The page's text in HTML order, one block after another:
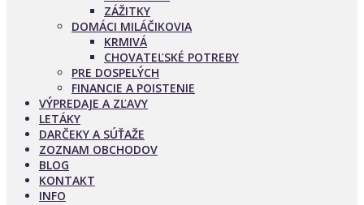
ZÁŽITKY
DOMÁCI MILÁČIKOVIA
KRMIVÁ
CHOVATEĽSKÉ POTREBY
PRE DOSPELÝCH
FINANCIE A POISTENIE
VÝPREDAJE A ZĽAVY
LETÁKY
DARČEKY A SÚŤAŽE
ZOZNAM OBCHODOV
BLOG
KONTAKT
INFO